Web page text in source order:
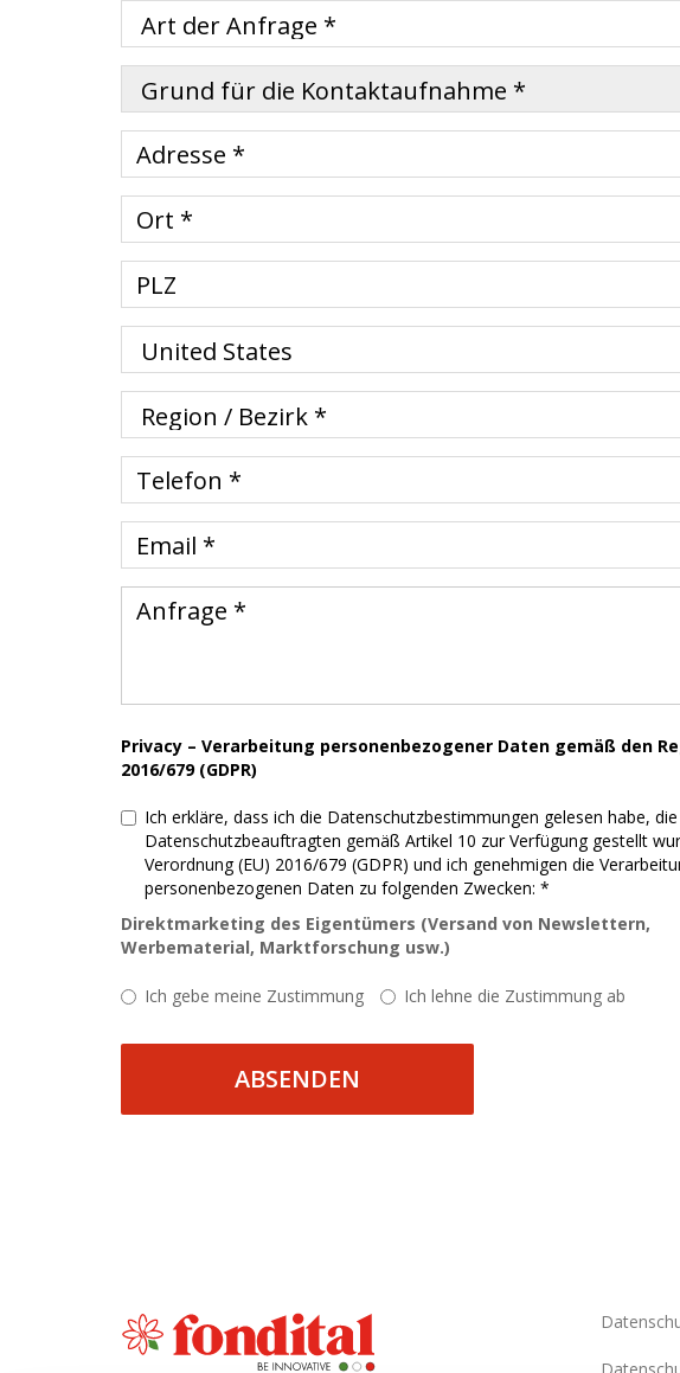
Privacy – Verarbeitung personenbezogener Daten gemäß den
2016/679 (GDPR)
Ich erkläre, dass ich die Datenschutzbestimmungen gelesen habe,
Datenschutzbeauftragten gemäß Artikel 10 zur Verfügung gestellt
Verordnung (EU) 2016/679 (GDPR) und ich genehmigen die
personenbezogenen Daten zu folgenden Zwecken: *
Direktmarketing des Eigentümers (Versand von Newslettern,
Werbematerial, Marktforschung usw.)
Ich gebe meine Zustimmung Ich lehne die Zustimmung ab
ABSENDEN